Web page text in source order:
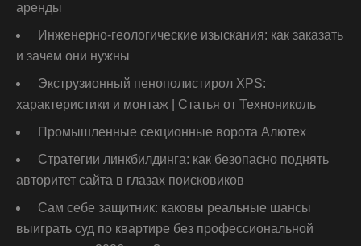
аренды
Инженерно-геологические изыскания: как заказать
и зачем они нужны
Экструзионный пенополистирол XPS:
характеристики и монтаж | Статья от Технониколь
Промышленные секционные ворота Алютех
Стратегии линкбилдинга: как безопасно поднять
авторитет сайта в глазах поисковиков
Сам себе защитник: каковы реальные шансы
выиграть суд по квартире без профессиональной